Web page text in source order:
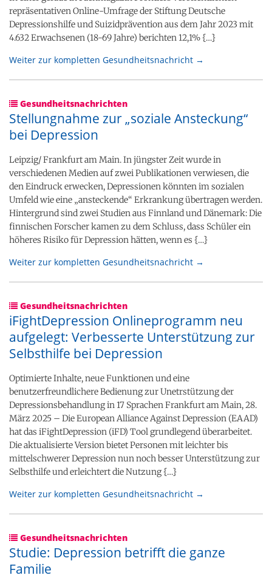
repräsentativen Online-Umfrage der Stiftung Deutsche
Depressionshilfe und Suizidprävention aus dem Jahr 2023 mit
4.632 Erwachsenen (18-69 Jahre) berichten 12,1% {…}
Weiter zur kompletten Gesundheitsnachricht →
Gesundheitsnachrichten
Stellungnahme zur „soziale Ansteckung“
bei Depression
Leipzig/ Frankfurt am Main. In jüngster Zeit wurde in
verschiedenen Medien auf zwei Publikationen verwiesen, die
den Eindruck erwecken, Depressionen könnten im sozialen
Umfeld wie eine „ansteckende“ Erkrankung übertragen werden.
Hintergrund sind zwei Studien aus Finnland und Dänemark: Die
finnischen Forscher kamen zu dem Schluss, dass Schüler ein
höheres Risiko für Depression hätten, wenn es {…}
Weiter zur kompletten Gesundheitsnachricht →
Gesundheitsnachrichten
iFightDepression Onlineprogramm neu
aufgelegt: Verbesserte Unterstützung zur
Selbsthilfe bei Depression
Optimierte Inhalte, neue Funktionen und eine
benutzerfreundlichere Bedienung zur Unetrstützung der
Depressionsbehandlung in 17 Sprachen Frankfurt am Main, 28.
März 2025 – Die European Alliance Against Depression (EAAD)
hat das iFightDepression (iFD) Tool grundlegend überarbeitet.
Die aktualisierte Version bietet Personen mit leichter bis
mittelschwerer Depression nun noch besser Unterstützung zur
Selbsthilfe und erleichtert die Nutzung {…}
Weiter zur kompletten Gesundheitsnachricht →
Gesundheitsnachrichten
Studie: Depression betrifft die ganze
Familie